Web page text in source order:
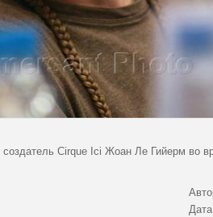
создатель Cirque Ici Жоан Ле Гийерм во